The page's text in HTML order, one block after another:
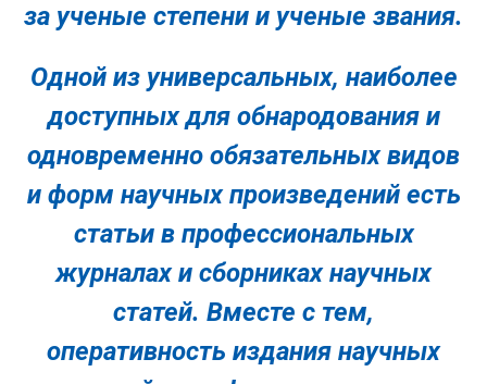
за ученые степени и ученые звания.
Одной из универсальных, наиболее
доступных для обнародования и
одновременно обязательных видов
и форм научных произведений есть
статьи в профессиональных
журналах и сборниках научных
статей. Вместе с тем,
оперативность издания научных